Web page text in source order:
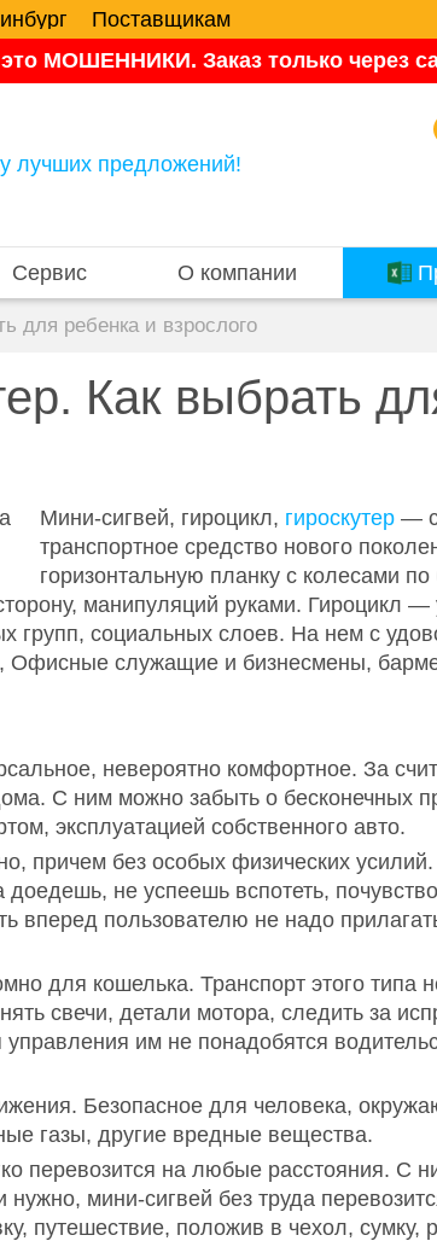
Поставщикам
МОШЕННИКИ. Заказ только через
лучших предложений!
Сервис О компании
для ребенка и взрослого
Как выбрать
Мини-сигвей, гироцикл, гироскутер —
транспортное средство нового
горизонтальную планку с колесами
манипуляций руками. Гироцикл
групп, социальных слоев. На нем с
Офисные служащие и бизнесмены,
невероятно комфортное. За
С ним можно забыть о бесконечных
эксплуатацией собственного авто.
причем без особых физических
не успеешь вспотеть,
вперед пользователю не надо
для кошелька. Транспорт этого типа
свечи, детали мотора, следить за
им не понадобятся
Безопасное для человека,
газы, другие вредные вещества.
перевозится на любые расстояния. С
мини-сигвей без труда
путешествие, положив в чехол, сумку,